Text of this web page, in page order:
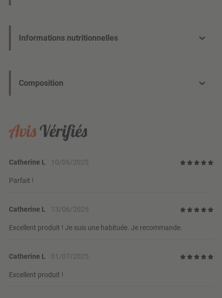
Informations nutritionnelles
Composition
Catherine L 10/06/2025
Parfait !
Catherine L 13/06/2025
Excellent produit ! Je suis une habituée. Je recommande.
Catherine L 01/07/2025
Excellent produit !